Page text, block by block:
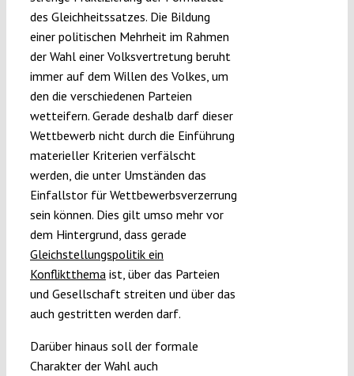
des Gleichheitssatzes. Die Bildung
einer politischen Mehrheit im Rahmen
der Wahl einer Volksvertretung beruht
immer auf dem Willen des Volkes, um
den die verschiedenen Parteien
wetteifern. Gerade deshalb darf dieser
Wettbewerb nicht durch die Einführung
materieller Kriterien verfälscht
werden, die unter Umständen das
Einfallstor für Wettbewerbsverzerrung
sein können. Dies gilt umso mehr vor
dem Hintergrund, dass gerade
Gleichstellungspolitik ein
Konfliktthema ist, über das Parteien
und Gesellschaft streiten und über das
auch gestritten werden darf.
Darüber hinaus soll der formale
Charakter der Wahl auch